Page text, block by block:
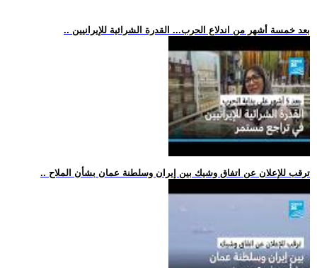
.. بعد خمسة أشهر من اندلاع الحرب... القدرة الشرائية للإيرانيين
.. ترقب للإعلان عن اتفاق وشيك بين إيران وسلطنة عمان بشأن الملاح